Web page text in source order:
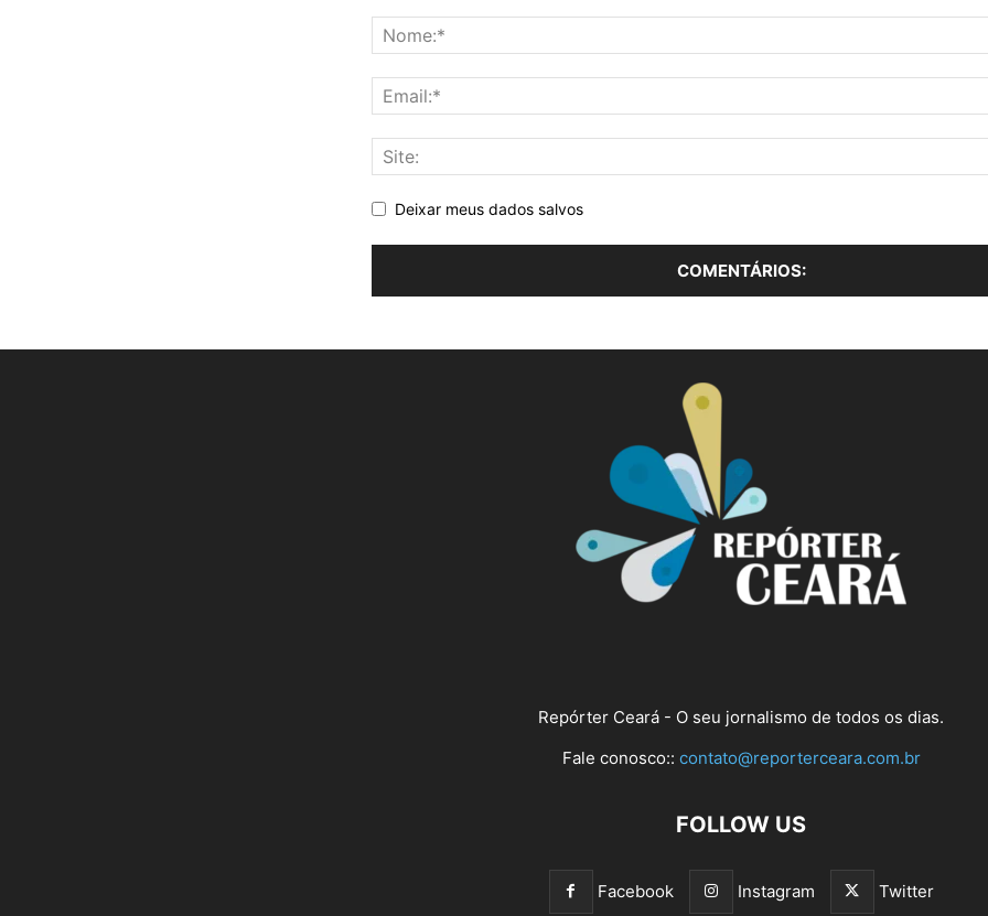
Deixar meus dados salvos
Repórter Ceará - O seu jornalismo de todos os dias.
Fale conosco:: contato@reporterceara.com.br
FOLLOW US
Facebook Instagram Twitter